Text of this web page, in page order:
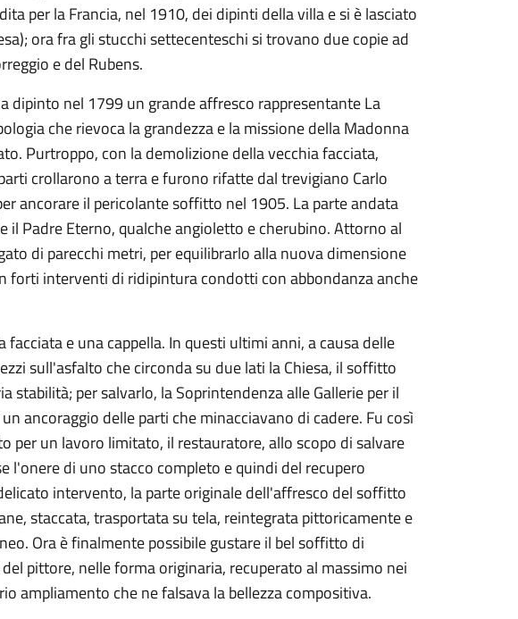
per la Francia, nel 1910, dei dipinti della villa e si è lasciato
ora fra gli stucchi settecenteschi si trovano due copie ad
e del Rubens.
dipinto nel 1799 un grande affresco rappresentante La
che rievoca la grandezza e la missione della Madonna
Purtroppo, con la demolizione della vecchia facciata,
crollarono a terra e furono rifatte dal trevigiano Carlo
ancorare il pericolante soffitto nel 1905. La parte andata
il Padre Eterno, qualche angioletto e cherubino. Attorno al
di parecchi metri, per equilibrarlo alla nuova dimensione
forti interventi di ridipintura condotti con abbondanza anche
e una cappella. In questi ultimi anni, a causa delle
sull'asfalto che circonda su due lati la Chiesa, il soffitto
stabilità; per salvarlo, la Soprintendenza alle Gallerie per il
ancoraggio delle parti che minacciavano di cadere. Fu così
per un lavoro limitato, il restauratore, allo scopo di salvare
l'onere di uno stacco completo e quindi del recupero
intervento, la parte originale dell'affresco del soffitto
staccata, trasportata su tela, reintegrata pittoricamente e
Ora è finalmente possibile gustare il bel soffitto di
pittore, nelle forma originaria, recuperato al massimo nei
ampliamento che ne falsava la bellezza compositiva.